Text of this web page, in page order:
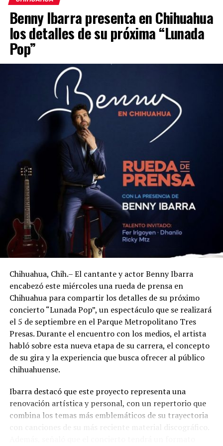
Benny Ibarra presenta en Chihuahua
los detalles de su próxima “Lunada
Pop”
Chihuahua, Chih.– El cantante y actor Benny Ibarra
encabezó este miércoles una rueda de prensa en
Chihuahua para compartir los detalles de su próximo
concierto “Lunada Pop”, un espectáculo que se realizará
el 5 de septiembre en el Parque Metropolitano Tres
Presas. Durante el encuentro con los medios, el artista
habló sobre esta nueva etapa de su carrera, el concepto
de su gira y la experiencia que busca ofrecer al público
chihuahuense.
Ibarra destacó que este proyecto representa una
renovación artística y personal, con un repertorio que
combina los temas más emblemáticos de su trayectoria
con canciones de su más reciente material discográfico.